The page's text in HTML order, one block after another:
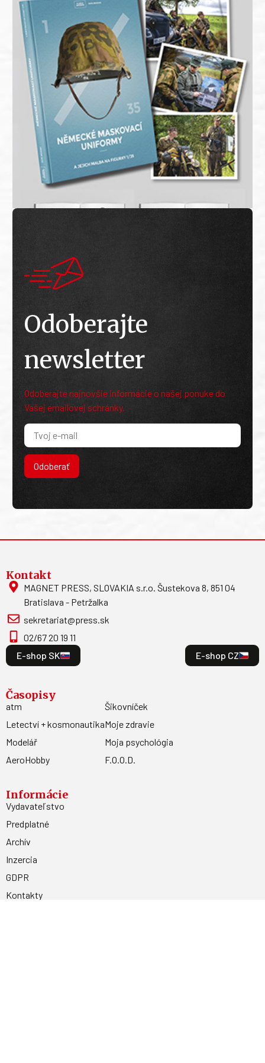
Odoberajte
newsletter
Odoberajte najnovšie informácie o našej ponuke do
Vašej emailovej schránky.
Odoberať
Kontakt
MAGNET PRESS, SLOVAKIA s.r.o. Šustekova 8, 851 04
Bratislava - Petržalka
sekretariat@press.sk
02/67 20 19 11
E-shop SK
E-shop CZ
Časopisy
atm
Letectví + kosmonautika
Modelář
AeroHobby
Šikovníček
Moje zdravie
Moja psychológia
F.O.O.D.
Informácie
Vydavateľstvo
Predplatné
Archív
Inzercia
GDPR
Kontakty